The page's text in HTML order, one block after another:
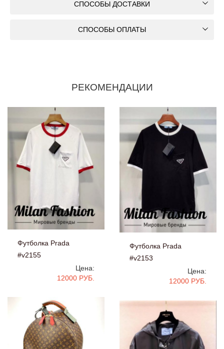
СПОСОБЫ ДОСТАВКИ
СПОСОБЫ ОПЛАТЫ
РЕКОМЕНДАЦИИ
Футболка Prada
#v2155
Цена:
12000 РУБ.
Футболка Prada
#v2153
Цена:
12000 РУБ.